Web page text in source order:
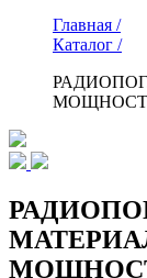
Главная /
Каталог /